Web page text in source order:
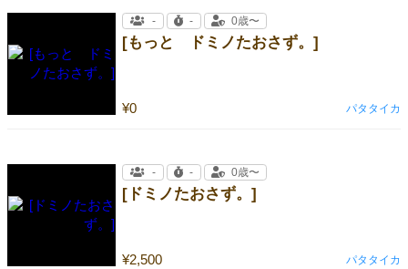
[もっと ドミノたおさず。]
¥0
- - 0歳〜
パタタイカ
[ドミノたおさず。]
¥2,500
- - 0歳〜
パタタイカ